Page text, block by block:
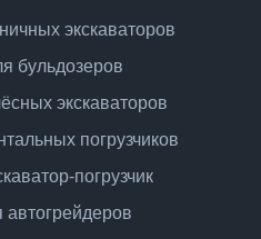
экскаваторов
бульдозеров
экскаваторов
погрузчиков
погрузчик
автогрейдеров